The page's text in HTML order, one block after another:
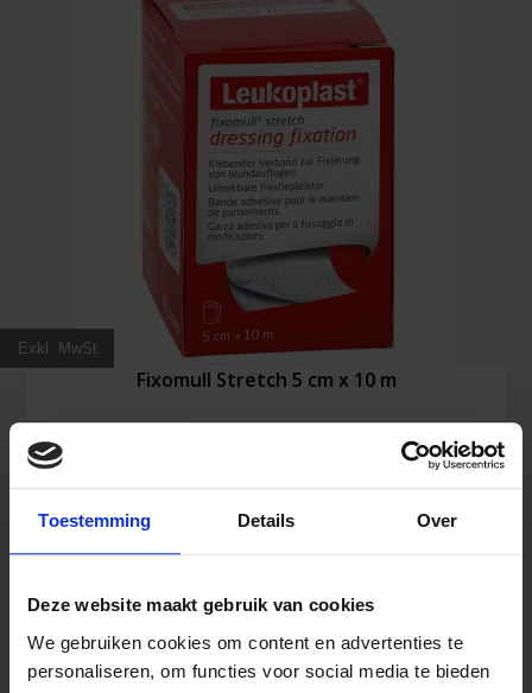
Toestemming Details Over
Deze website maakt gebruik van cookies
We gebruiken cookies om content en advertenties te
personaliseren, om functies voor social media te bieden
Exkl. MwSt.
Fixomull Stretch 5 cm x 10 m
12,99€Inkl. MwSt.
Fixomull
Stretch
5
cm
In den Warenkorb